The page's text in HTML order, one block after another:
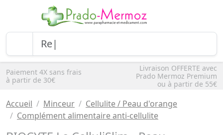
Paiement 4X sans frais
à partir de 30€
Livraison OFFERTE avec
Prado Mermoz Premium
ou à partir de 55€
Accueil Minceur
Cellulite / Peau d'orange
Complément alimentaire anti-cellulite